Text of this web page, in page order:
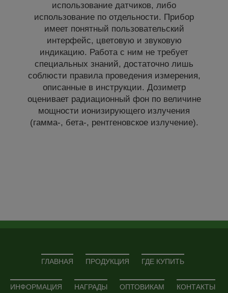
использование датчиков, либо
использование по отдельности. Прибор
имеет понятный пользовательский
интерфейс, цветовую и звуковую
индикацию. Работа с ним не требует
специальных знаний, достаточно лишь
соблюсти правила проведения измерения,
описанные в инструкции. Дозиметр
оценивает радиационный фон по величине
мощности ионизирующего излучения
(гамма-, бета-, рентгеновское излучение).
ГЛАВНАЯ ПРОДУКЦИЯ ГДЕ КУПИТЬ
ИНФОРМАЦИЯ НАГРАДЫ ОПТОВИКАМ КОНТАКТЫ